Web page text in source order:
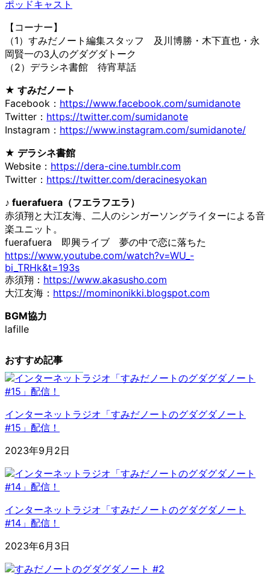
ポッドキャスト
【コーナー】
（1）すみだノート編集スタッフ 及川博勝・木下直也・永
岡賢一の3人のグダグダトーク
（2）デラシネ書館 待宵草話
★ すみだノート
Facebook： https://www.facebook.com/sumidanote
Twitter： https://twitter.com/sumidanote
Instagram： https://www.instagram.com/sumidanote/
★ デラシネ書館
Website： https://dera-cine.tumblr.com
Twitter： https://twitter.com/deracinesyokan
♪ fuerafuera（フエラフエラ）
赤須翔と大江友海、二人のシンガーソングライターによる音
楽ユニット。
fuerafuera 即興ライブ 夢の中で恋に落ちた
https://www.youtube.com/watch?v=WU_-
bi_TRHk&t=193s
赤須翔： https://www.akasusho.com
大江友海： https://mominonikki.blogspot.com
BGM協力
lafille
おすすめ記事
インターネットラジオ「すみだノートのグダグダノート
#15」配信！
2023年9月2日
インターネットラジオ「すみだノートのグダグダノート
#14」配信！
2023年6月3日